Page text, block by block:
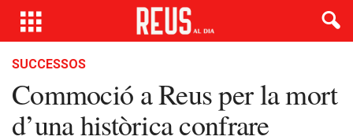
SUCCESSOS
Commoció a Reus per la mort
d’una històrica confrare